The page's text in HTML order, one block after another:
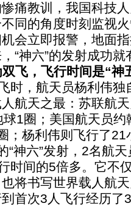
痛教训，我国科技
同的角度时刻监视
会立即报警，地面
“神六”的发射成功
，飞行时间是“神
，航天员杨利伟独
航天之最：苏联航
1圈；美国航天员约
；杨利伟则飞行了
六”发射，2名航天
时间的5倍多。它不
将书写世界载人航
首次3人飞行经历了